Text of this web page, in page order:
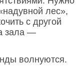
лес»,
с другой
зала —
волнуются.